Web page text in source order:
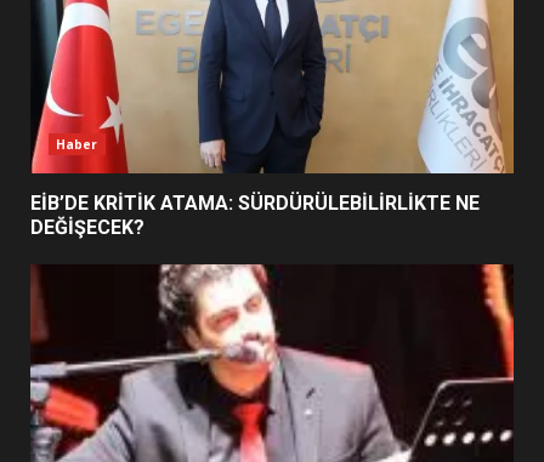
6
BURHANİYE SATRANÇ
TURNUVASI KAYITLARI NEYİ
DEĞİŞTİRİYOR?
BURHANİYE BELEDİYESPOR’DA
YENİ YÖNETİM NASIL
Haber
EİB’DE KRİTİK ATAMA: SÜRDÜRÜLEBİLİRLİKTE NE
DEĞİŞECEK?